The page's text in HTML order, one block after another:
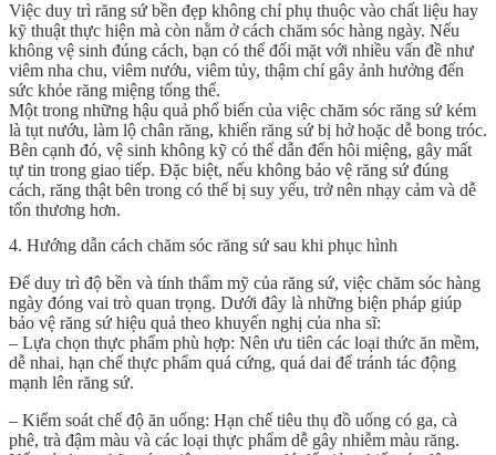
Việc duy trì răng sứ bền đẹp không chỉ phụ thuộc vào chất liệu hay
kỹ thuật thực hiện mà còn nằm ở cách chăm sóc hàng ngày. Nếu
không vệ sinh đúng cách, bạn có thể đối mặt với nhiều vấn đề như
viêm nha chu, viêm nướu, viêm tủy, thậm chí gây ảnh hưởng đến
sức khỏe răng miệng tổng thể.
Một trong những hậu quả phổ biến của việc chăm sóc răng sứ kém
là tụt nướu, làm lộ chân răng, khiến răng sứ bị hở hoặc dễ bong tróc.
Bên cạnh đó, vệ sinh không kỹ có thể dẫn đến hôi miệng, gây mất
tự tin trong giao tiếp. Đặc biệt, nếu không bảo vệ răng sứ đúng
cách, răng thật bên trong có thể bị suy yếu, trở nên nhạy cảm và dễ
tổn thương hơn.
4. Hướng dẫn cách chăm sóc răng sứ sau khi phục hình
Để duy trì độ bền và tính thẩm mỹ của răng sứ, việc chăm sóc hàng
ngày đóng vai trò quan trọng. Dưới đây là những biện pháp giúp
bảo vệ răng sứ hiệu quả theo khuyến nghị của nha sĩ:
– Lựa chọn thực phẩm phù hợp: Nên ưu tiên các loại thức ăn mềm,
dễ nhai, hạn chế thực phẩm quá cứng, quá dai để tránh tác động
mạnh lên răng sứ.
– Kiểm soát chế độ ăn uống: Hạn chế tiêu thụ đồ uống có ga, cà
phê, trà đậm màu và các loại thực phẩm dễ gây nhiễm màu răng.